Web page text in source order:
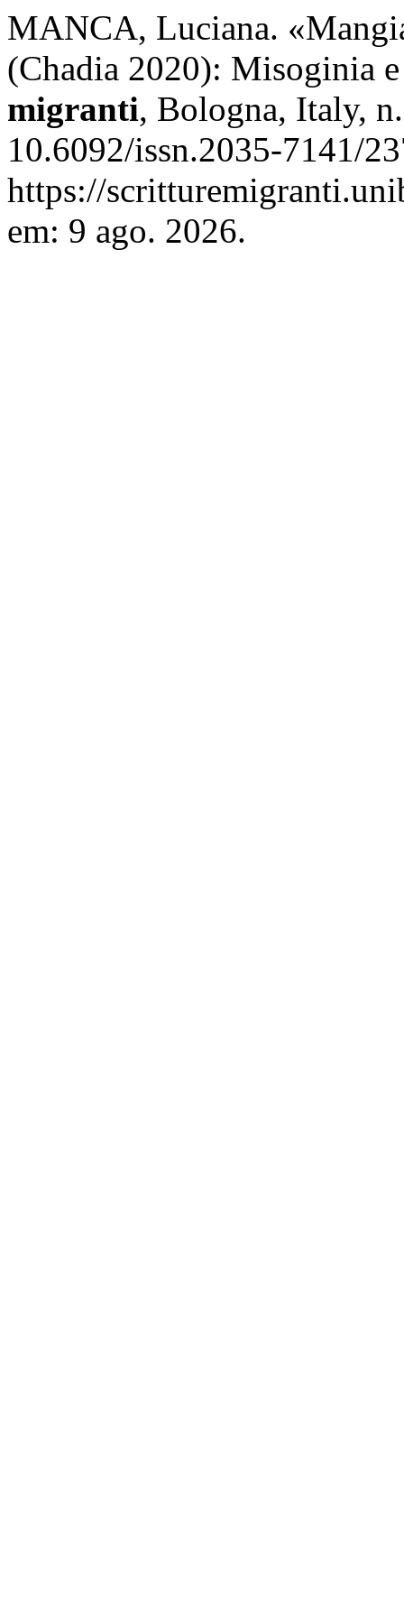
MANCA, Luciana.
(Chadia 2020): Misoginia
migranti, Bologna, Italy,
10.6092/issn.2035-7141/
https://
em: 9 ago. 2026.